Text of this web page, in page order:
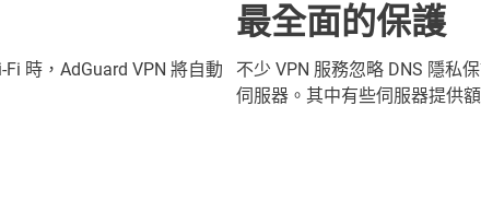
時，AdGuard VPN 將自動
最全面的保護
不少 VPN 服務忽略 DNS 隱私
伺服器。其中有些伺服器提供